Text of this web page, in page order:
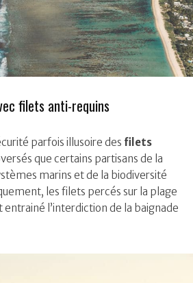
filets anti-requins
parfois illusoire des filets
que certains partisans de la
marins et de la biodiversité
les filets percés sur la plage
l’interdiction de la baignade